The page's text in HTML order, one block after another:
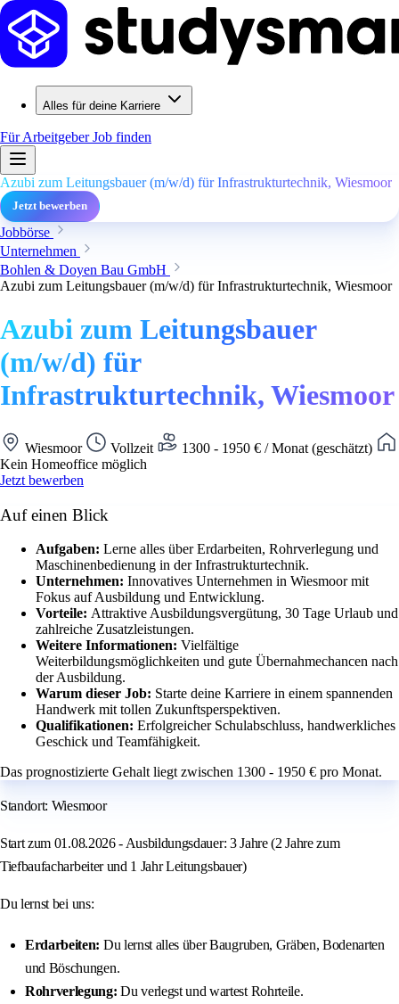
Alles für deine Karriere
Für ArbeitgeberJob finden
Azubi zum Leitungsbauer (m/w/d) für Infrastrukturtechnik, Wiesmoor
Jetzt bewerben
Jobbörse
Unternehmen
Bohlen & Doyen Bau GmbH
Azubi zum Leitungsbauer (m/w/d) für Infrastrukturtechnik, Wiesmoor
Azubi zum Leitungsbauer
(m/w/d) für
Infrastrukturtechnik, Wiesmoor
Wiesmoor Vollzeit
1300 - 1950 € / Monat (geschätzt)
Kein Homeoffice möglich
Jetzt bewerben
Auf einen Blick
Aufgaben: Lerne alles über Erdarbeiten, Rohrverlegung und
Maschinenbedienung in der Infrastrukturtechnik.
Unternehmen: Innovatives Unternehmen in Wiesmoor mit
Fokus auf Ausbildung und Entwicklung.
Vorteile: Attraktive Ausbildungsvergütung, 30 Tage Urlaub und
zahlreiche Zusatzleistungen.
Weitere Informationen: Vielfältige
Weiterbildungsmöglichkeiten und gute Übernahmechancen nach
der Ausbildung.
Warum dieser Job: Starte deine Karriere in einem spannenden
Handwerk mit tollen Zukunftsperspektiven.
Qualifikationen: Erfolgreicher Schulabschluss, handwerkliches
Geschick und Teamfähigkeit.
Das prognostizierte Gehalt liegt zwischen 1300 - 1950 € pro Monat.
Standort: Wiesmoor
Start zum 01.08.2026 - Ausbildungsdauer: 3 Jahre (2 Jahre zum
Tiefbaufacharbeiter und 1 Jahr Leitungsbauer)
Du lernst bei uns:
Erdarbeiten: Du lernst alles über Baugruben, Gräben, Bodenarten
und Böschungen.
Rohrverlegung: Du verlegst und wartest Rohrteile.